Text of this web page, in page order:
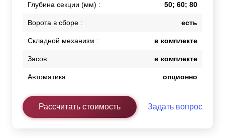
Глубина секции (мм) : 50; 60; 80
Ворота в сборе : есть
Складной механизм : в комплекте
Засов : в комплекте
Автоматика : опционно
Рассчитать стоимость Задать вопрос